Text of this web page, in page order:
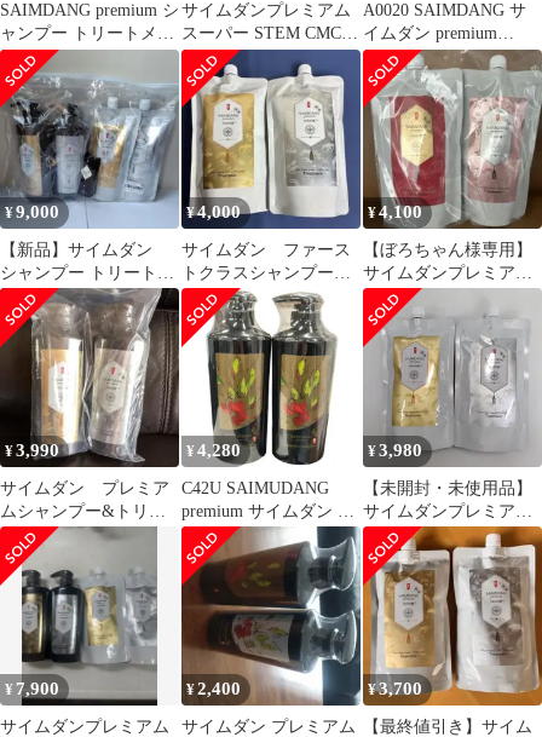
SAIMDANG premium シ
ャンプー トリートメン
ト レフィルセット
サイムダンプレミアム
スーパー STEM CMC
シャンプー つめかえ用
A0020 SAIMDANG サ
イムダン premium
HASUOOTM First Class
Super STEM CMC シャ
ンプー 450ml／First
Class Super STEM CMC
トリートメント 450ml
2点セット
¥9,000
【新品】サイムダン
シャンプー トリートメ
ント レフィル セット
¥4,000
サイムダン ファース
トクラスシャンプー＆
トリートメント 詰替セ
ット
¥4,100
【ぼろちゃん様専用】
サイムダンプレミアム
シャンプー＆トリート
メント
¥3,990
サイムダン プレミア
ムシャンプー&トリー
トメント新品
¥ 4,280
C42U SAIMUDANG
premium サイムダン プ
レミアム スーパー
CMC シャンプー 500ml
2個セット
¥3,980
【未開封・未使用品】
サイムダンプレミアム
ファーストクラス スー
パー STEM CMC シャ
ンプー ＆トリートメン
ト つめかえ用
¥ 7,900
サイムダンプレミアム
¥2,400
サイムダン プレミアム
¥3,700
【最終値引き】サイム